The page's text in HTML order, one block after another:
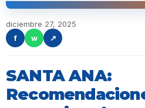
diciembre 27, 2025
f
w ↗
SANTA ANA: